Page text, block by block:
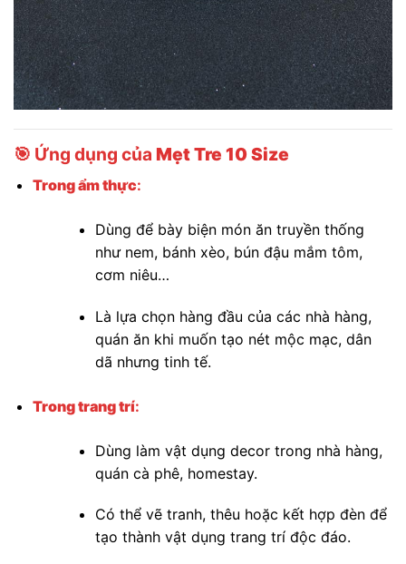
🎯 Ứng dụng của Mẹt Tre 10 Size
Trong ẩm thực:
Dùng để bày biện món ăn truyền thống
như nem, bánh xèo, bún đậu mắm tôm,
cơm niêu…
Là lựa chọn hàng đầu của các nhà hàng,
quán ăn khi muốn tạo nét mộc mạc, dân
dã nhưng tinh tế.
Trong trang trí:
Dùng làm vật dụng decor trong nhà hàng,
quán cà phê, homestay.
Có thể vẽ tranh, thêu hoặc kết hợp đèn để
tạo thành vật dụng trang trí độc đáo.